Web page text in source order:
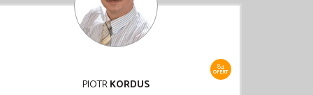
84
OFERT
PIOTRKORDUS